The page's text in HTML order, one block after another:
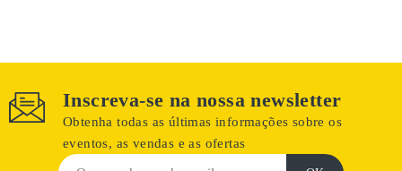
Inscreva-se na nossa newsletter
Obtenha todas as últimas informações sobre os
eventos, as vendas e as ofertas